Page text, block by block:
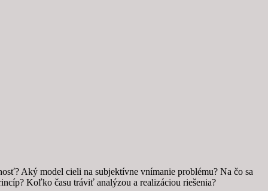
Aký model cieli na subjektívne vnímanie problému? Na čo sa
Koľko času tráviť analýzou a realizáciou riešenia?